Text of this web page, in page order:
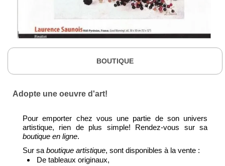
BOUTIQUE
Adopte une oeuvre d'art!
Pour emporter chez vous une partie de son univers
artistique, rien de plus simple! Rendez-vous sur sa
boutique en ligne.
Sur sa boutique artistique, sont disponibles à la vente :
De tableaux originaux,